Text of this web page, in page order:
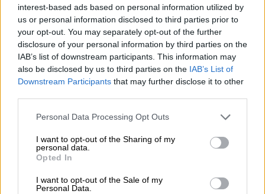
interest-based ads based on personal information utilized by
us or personal information disclosed to third parties prior to
your opt-out. You may separately opt-out of the further
disclosure of your personal information by third parties on the
IAB’s list of downstream participants. This information may
also be disclosed by us to third parties on the IAB’s List of
Downstream Participants that may further disclose it to other
Please note that this website/app uses one or more Google
not limited to your visit or usage behaviour. You may click to
grant or deny consent to Google and its third-party tags to
use your data for below specified purposes in below Google
consent section.
Personal Data Processing Opt Outs
I want to opt-out of the Sharing of my
personal data.
Opted In
I want to opt-out of the Sale of my
Personal Data.
ΔΙΑΒΑΣΤΕ ΕΠΙΣΗΣ
Ελλάδα|01.08.2024 14:54
Οργισμένοι συγγενείς για την
αποφυλάκιση του σταθμάρχη «Να
Όπως προσθέτει στην ανάρτησή του ο
πρόεδρος του ΣΥΡΙΖΑ, «η "σύγχρονη Δεξιά"